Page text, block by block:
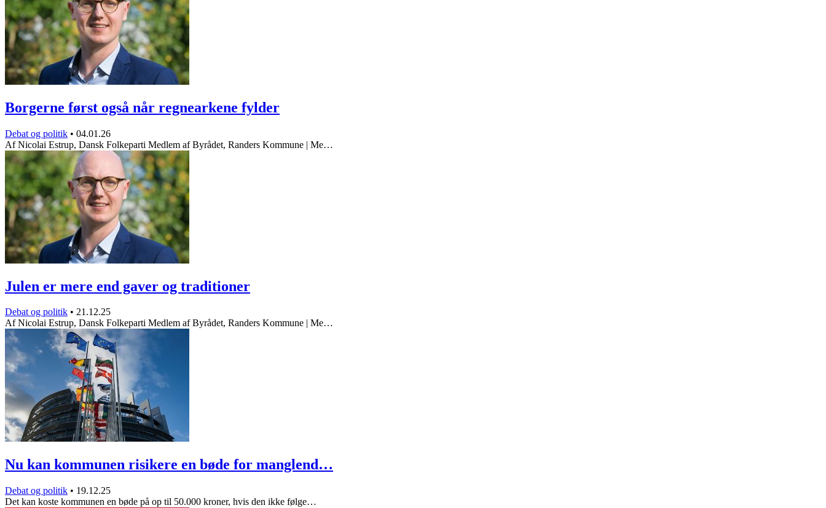
Borgerne først også når regnearkene fylder
Debat og politik • 04.01.26
Af Nicolai Estrup, Dansk Folkeparti Medlem af Byrådet, Randers Kommune | Me…
Julen er mere end gaver og traditioner
Debat og politik • 21.12.25
Af Nicolai Estrup, Dansk Folkeparti Medlem af Byrådet, Randers Kommune | Me…
Nu kan kommunen risikere en bøde for manglend…
Debat og politik • 19.12.25
Det kan koste kommunen en bøde på op til 50.000 kroner, hvis den ikke følge…